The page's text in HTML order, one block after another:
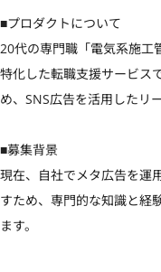
■プロダクトについて
20代の専門職「電気系施工
特化した転職支援サービス
め、SNS広告を活用したリ
■募集背景
現在、自社でメタ広告を運
すため、専門的な知識と経
ます。